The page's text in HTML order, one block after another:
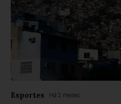
Esportes Há 2 meses